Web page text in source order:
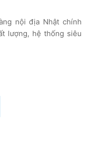
nội địa Nhật chính
lượng, hệ thống siêu